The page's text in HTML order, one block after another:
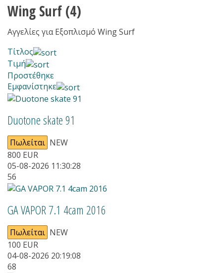
Wing Surf (4)
Αγγελίες για Εξοπλισμό Wing Surf
Τίτλος
Τιμή
Προστέθηκε
Εμφανίστηκε
Duotone skate 91
Πωλείται NEW
800 EUR
05-08-2026 11:30:28
56
GA VAPOR 7.1 4cam 2016
Πωλείται NEW
100 EUR
04-08-2026 20:19:08
68